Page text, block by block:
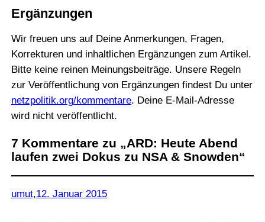
Ergänzungen
Wir freuen uns auf Deine Anmerkungen, Fragen,
Korrekturen und inhaltlichen Ergänzungen zum Artikel.
Bitte keine reinen Meinungsbeiträge. Unsere Regeln
zur Veröffentlichung von Ergänzungen findest Du unter
netzpolitik.org/kommentare. Deine E-Mail-Adresse
wird nicht veröffentlicht.
7 Kommentare zu „ARD: Heute Abend
laufen zwei Dokus zu NSA & Snowden“
umut,12. Januar 2015